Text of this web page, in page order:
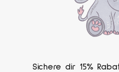
Sichere dir 15%